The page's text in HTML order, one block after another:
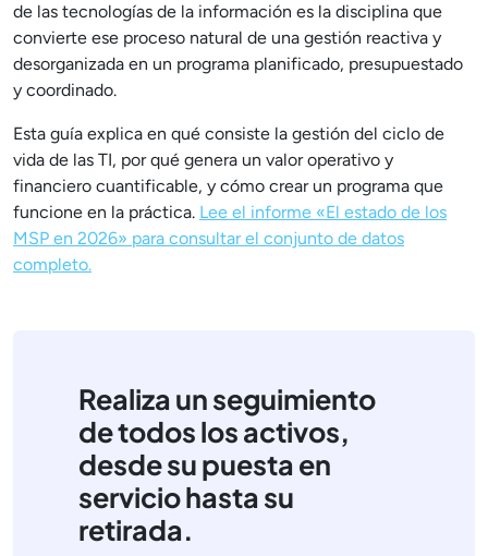
de las tecnologías de la información es la disciplina que
convierte ese proceso natural de una gestión reactiva y
desorganizada en un programa planificado, presupuestado
y coordinado.
Esta guía explica en qué consiste la gestión del ciclo de
vida de las TI, por qué genera un valor operativo y
financiero cuantificable, y cómo crear un programa que
funcione en la práctica. Lee el informe «El estado de los
MSP en 2026» para consultar el conjunto de datos
completo.
Realiza un seguimiento
de todos los activos,
desde su puesta en
servicio hasta su
retirada.